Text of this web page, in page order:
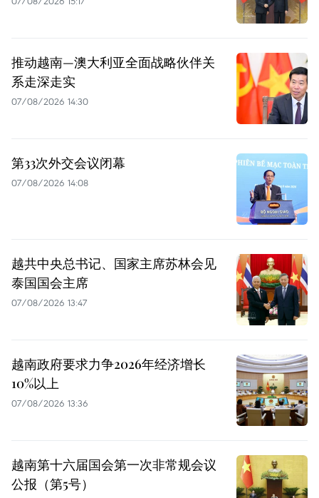
推动越南—澳大利亚全面战略伙伴关
系走深走实
07/08/2026 14:30
第33次外交会议闭幕
07/08/2026 14:08
越共中央总书记、国家主席苏林会见
泰国国会主席
07/08/2026 13:47
越南政府要求力争2026年经济增长
10%以上
07/08/2026 13:36
越南第十六届国会第一次非常规会议
公报（第5号）